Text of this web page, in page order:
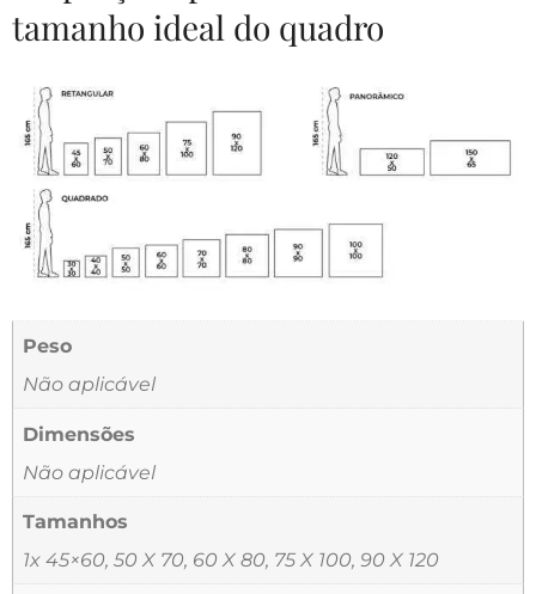
tamanho ideal do quadro
Peso
Não aplicável
Dimensões
Não aplicável
Tamanhos
1x 45×60, 50 X 70, 60 X 80, 75 X 100, 90 X 120